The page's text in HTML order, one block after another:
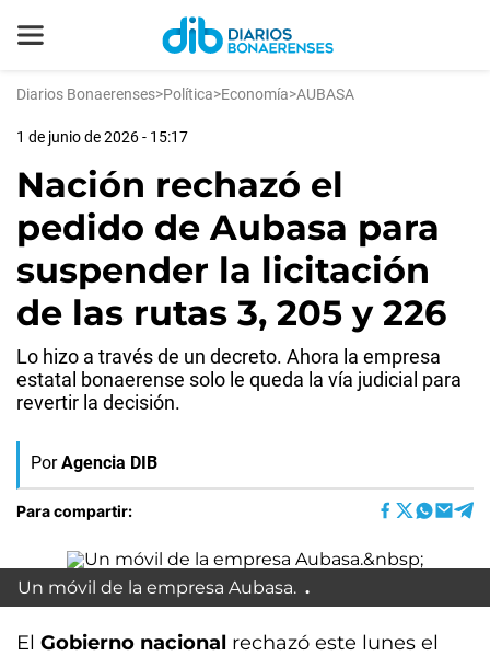
Diarios Bonaerenses>Política>Economía>AUBASA
1 de junio de 2026 - 15:17
Nación rechazó el
pedido de Aubasa para
suspender la licitación
de las rutas 3, 205 y 226
Lo hizo a través de un decreto. Ahora la empresa
estatal bonaerense solo le queda la vía judicial para
revertir la decisión.
Por Agencia DIB
Para compartir:
Un móvil de la empresa Aubasa.
El Gobierno nacional rechazó este lunes el